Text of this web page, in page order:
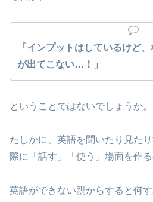
「インプットはしているけど
が出てこない…！」
ということではないでしょうか。
たしかに、英語を聞いたり見た
際に「話す」「使う」場面を作
英語ができない親からすると何